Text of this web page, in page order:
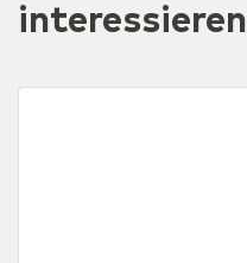
interessieren